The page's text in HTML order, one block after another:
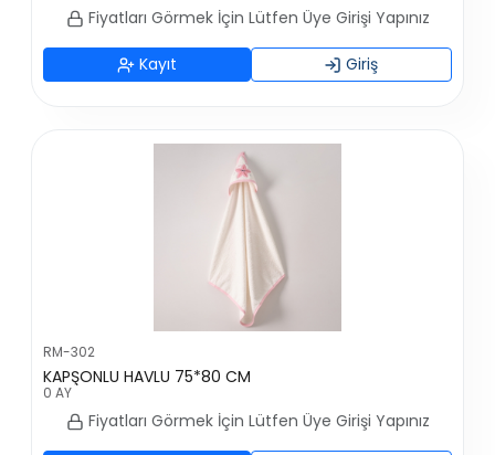
Fiyatları Görmek İçin Lütfen Üye Girişi Yapınız
Kayıt Giriş
RM-302
KAPŞONLU HAVLU 75*80 CM
0 AY
Fiyatları Görmek İçin Lütfen Üye Girişi Yapınız